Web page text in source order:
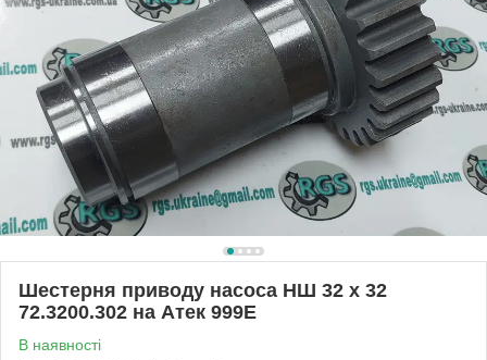
Шестерня приводу насоса НШ 32 х 32
72.3200.302 на Атек 999Е
В наявності